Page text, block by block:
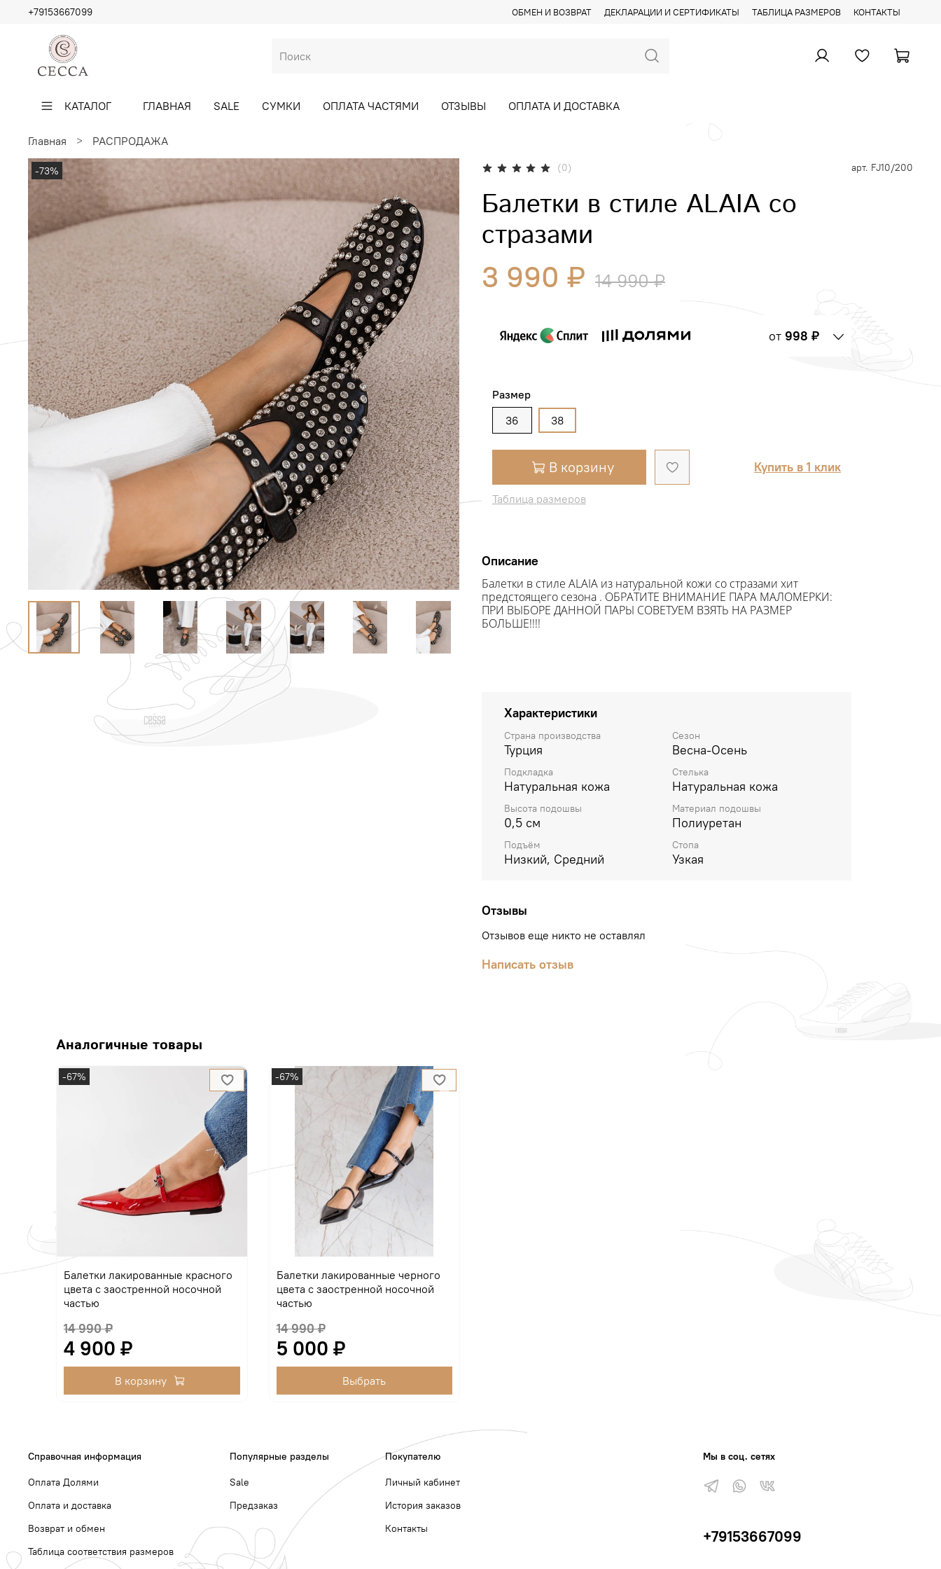
ОБМЕН И ВОЗВРАТ ДЕКЛАРАЦИИ И СЕРТИФИКАТЫ ТАБЛИЦА РАЗМЕРОВ КОНТАКТЫ
+79153667099
КАТАЛОГ ГЛАВНАЯ SALE СУМКИ ОПЛАТА ЧАСТЯМИ ОТЗЫВЫ ОПЛАТА И ДОСТАВКА
Главная РАСПРОДАЖА
-73% (0) арт. FJ10/200
Балетки в стиле ALAIA со
стразами
3 990 ₽ 14 990 ₽
от 998 ₽
Размер
36
38
В корзину Купить в 1 клик
Таблица размеров
Описание
Балетки в стиле ALAIA из натуральной кожи со стразами хит
предстоящего сезона . ОБРАТИТЕ ВНИМАНИЕ ПАРА МАЛОМЕРКИ:
ПРИ ВЫБОРЕ ДАННОЙ ПАРЫ СОВЕТУЕМ ВЗЯТЬ НА РАЗМЕР
БОЛЬШЕ!!!!
Характеристики
Страна производства
Турция
Сезон
Весна-Осень
Подкладка
Натуральная кожа
Стелька
Натуральная кожа
Высота подошвы
0,5 см
Материал подошвы
Полиуретан
Подъём
Низкий, Средний
Стопа
Узкая
Отзывы
Отзывов еще никто не оставлял
Написать отзыв
Аналогичные товары
-67%
Балетки лакированные красного
цвета с заостренной носочной
частью
14 990 ₽
4 900 ₽
В корзину
-67%
Балетки лакированные черного
цвета с заостренной носочной
частью
14 990 ₽
5 000 ₽
Выбрать
Справочная информация
Оплата Долями
Оплата и доставка
Возврат и обмен
Таблица соответствия размеров
Популярные разделы
Sale
Предзаказ
Покупателю
Личный кабинет
История заказов
Контакты
Мы в соц. сетях
+79153667099